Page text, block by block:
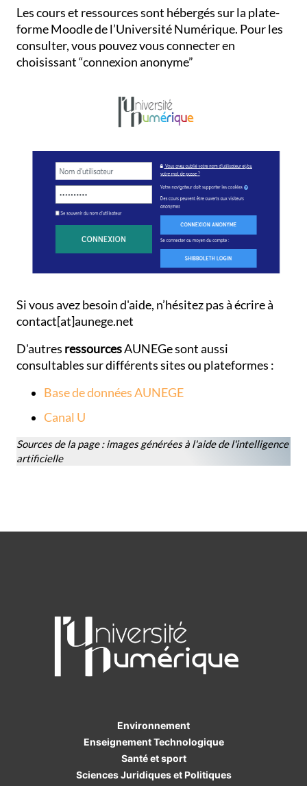
Les cours et ressources sont hébergés sur la plate-
forme Moodle de l’Université Numérique. Pour les
consulter, vous pouvez vous connecter en
choisissant “connexion anonyme”
Si vous avez besoin d'aide, n’hésitez pas à écrire à
contact[at]aunege.net
D'autres ressourcesAUNEGe sont aussi
consultables sur différents sites ou plateformes :
Base de données AUNEGE
Canal U
Sources de la page : images générées à l'aide de l'intelligence
artificielle
Environnement
Enseignement Technologique
Santé et sport
Sciences Juridiques et Politiques